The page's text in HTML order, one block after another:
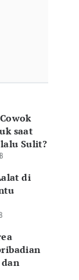
saat
Sulit?
di